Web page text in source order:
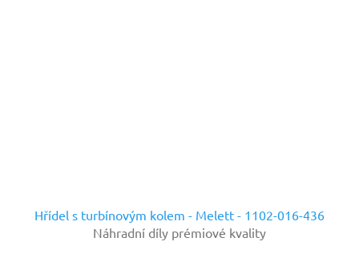
Hřídel s turbínovým kolem - Melett - 1102-016-436
Náhradní díly prémiové kvality